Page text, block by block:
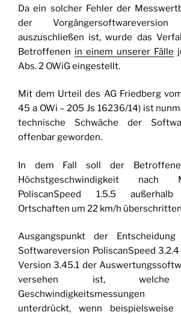
Da ein solcher Fehler der
der
auszuschließen ist, wurde das
Betroffenen in einem unserer Fälle
Abs. 2 OWiG eingestellt.
Mit dem Urteil des AG Friedberg
45 a OWi – 205 Js 16236/14) ist
technische Schwäche der
offenbar geworden.
In dem Fall soll der
Höchstgeschwindigkeit nach
PoliscanSpeed 1.5.5 außerhalb
Ortschaften um 22 km/h
Ausgangspunkt der
Softwareversion PoliscanSpeed
Version 3.45.1 der
versehen ist, welche
unterdrückt, wenn